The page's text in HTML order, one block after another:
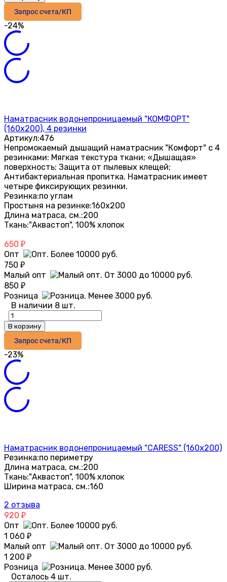
Запрос счета/КП
-24%
Наматрасник водонепроницаемый "КОМФОРТ"
(160x200), 4 резинки
Артикул:476
​Непромокаемый дышащий наматрасник "Комфорт" с 4
резинками: Мягкая текстура ткани; «Дышащая»
поверхность; Защита от пылевых клещей;
Антибактериальная пропитка. Наматрасник имеет
четыре фиксирующих резинки.
Резинка:по углам
Простыня на резинке:160х200
Длина матраса, см.:200
Ткань:"Аквастоп", 100% хлопок
650 ₽
Опт
750 ₽
Малый опт
850 ₽
Розница
В наличии 8 шт.
В корзину
Запрос счета/КП
-23%
Наматрасник водонепроницаемый "CARESS" (160x200)
Резинка:по периметру
Длина матраса, см.:200
Ткань:"Аквастоп", 100% хлопок
Ширина матраса, см.:160
2 отзыва
920 ₽
Опт
1 060 ₽
Малый опт
1 200 ₽
Розница
Осталось 4 шт.